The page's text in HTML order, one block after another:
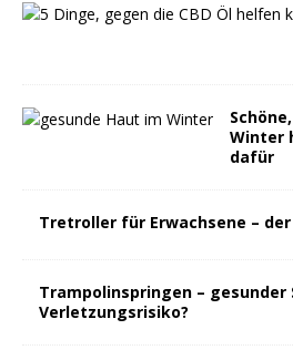
Winter
dafür
Tretroller für Erwachsene –
Trampolinspringen – gesunder
Verletzungsrisiko?